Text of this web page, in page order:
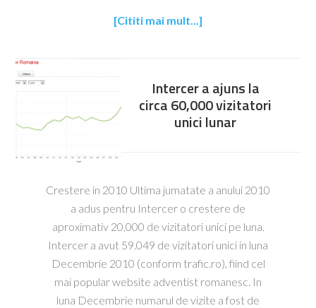
[Cititi mai mult...]
Intercer a ajuns la
circa 60,000 vizitatori
unici lunar
Crestere in 2010 Ultima jumatate a anului 2010
a adus pentru Intercer o crestere de
aproximativ 20,000 de vizitatori unici pe luna.
Intercer a avut 59.049 de vizitatori unici in luna
Decembrie 2010 (conform trafic.ro), fiind cel
mai popular website adventist romanesc. In
luna Decembrie numarul de vizite a fost de